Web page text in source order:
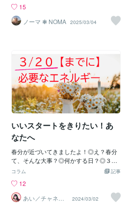
上へと変化・変化・変化…なのです。宇
宙の大いなる流れ2月に訪れた10天体順
行がもたらした「加速のエネルギー」そ
の約3週間程と、少し長いです。これから
下記の画像のように右肩上がりでピョン
ピョンと飛躍する流れが起こるのです。
この大きな流れに置いていかれないよう
に これから起こる事をお伝えさせて頂き
ますね。 3月20日春分は宇宙のエネルギ
ーシフトのタイミング春分は「宇宙元
旦」と呼ばれています。「陰」が終わり
「陽」が始まります。過去を手放し、新
たな光へと向かう時。魂の目的に沿った
生き方へとシフトするタイミングです。
そして、春分を越えた後…再び10天体順
行が訪れます。2025年4月13日10天体順
ら大きく飛躍する為の前段階でした。4月
の10天体順行は「準備」ではなく「実
践・行動」のタイミング。春分までに水
15
ノーマ ❃ NOMA 2025/03/04
いいスタートをきりたい！あ
なたへ
春分が近づいてきましたよ！◎え？春分
て、そんな大事？◎何かする日？◎３月
だし、流れを変えたい◎何かいいんだっ
に一度のエネルギーがめちゃくちゃ高い
日！古代エジプト、それ以前からずっと
エネルギーが高い日として、祭典はもち
記事
コラム
12
あい／チャネリ
ングアート✨夏S
2024/03/02